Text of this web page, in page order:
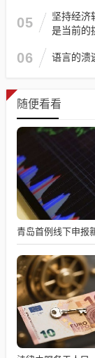
05
坚持经济
是当前的
06 语言的溃
随便看看